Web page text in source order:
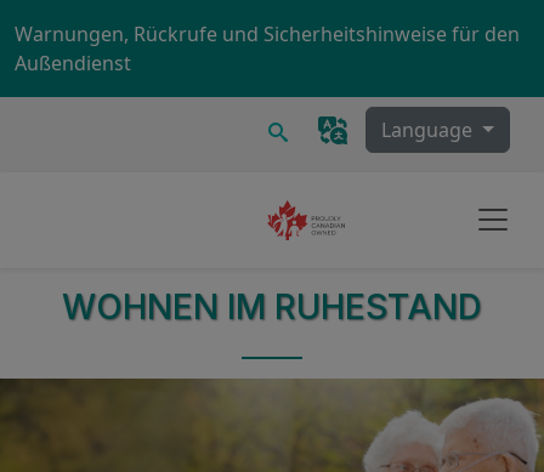
Warnungen, Rückrufe und Sicherheitshinweise für den
Außendienst
Suchen Language
WOHNEN IM RUHESTAND